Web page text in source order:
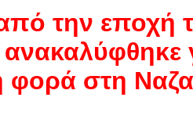
την εποχή
στη